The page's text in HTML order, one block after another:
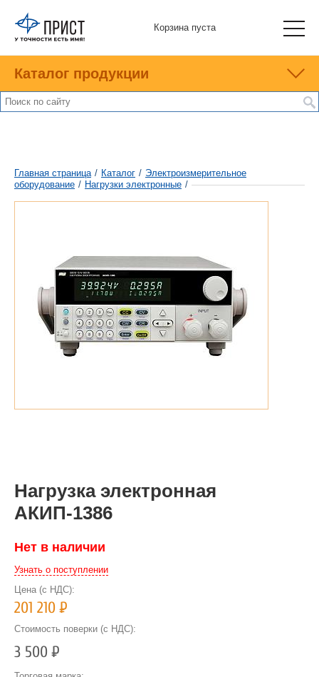
Корзина пуста
Каталог продукции
Главная страница / Каталог / Электроизмерительное
оборудование / Нагрузки электронные /
Нагрузка электронная
АКИП-1386
Нет в наличии
Узнать о поступлении
Цена (с НДС):
201 210Р
Стоимость поверки (с НДС):
3 500Р